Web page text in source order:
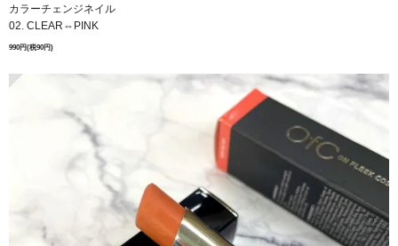
カラーチェンジネイル
02. CLEAR⇔PINK
990円(税90円)